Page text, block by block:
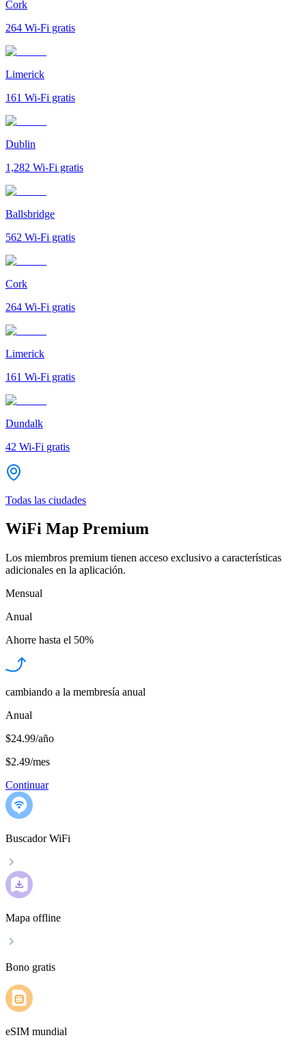
Cork
264 Wi-Fi gratis
Limerick
161 Wi-Fi gratis
Dublin
1,282 Wi-Fi gratis
Ballsbridge
562 Wi-Fi gratis
Cork
264 Wi-Fi gratis
Limerick
161 Wi-Fi gratis
Dundalk
42 Wi-Fi gratis
Todas las ciudades
WiFi Map Premium
Los miembros premium tienen acceso exclusivo a características
adicionales en la aplicación.
Mensual
Anual
Ahorre hasta el 50%
cambiando a la membresía anual
Anual
$24.99/año
$2.49/mes
Continuar
Buscador WiFi
Mapa offline
Bono gratis
eSIM mundial